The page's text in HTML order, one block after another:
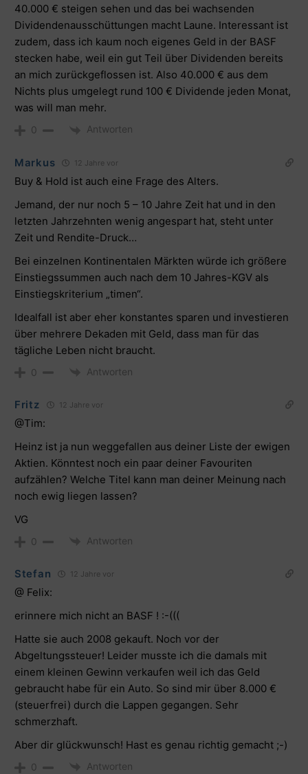
40.000 € steigen sehen und das bei wachsenden
Dividendenausschüttungen macht Laune. Interessant ist
zudem, dass ich kaum noch eigenes Geld in der BASF
stecken habe, weil ein gut Teil über Dividenden bereits
an mich zurückgeflossen ist. Also 40.000 € aus dem
Nichts plus umgelegt rund 100 € Dividende jeden Monat,
was will man mehr.
0 Antworten
Markus 12 Jahre vor
Buy & Hold ist auch eine Frage des Alters.
Jemand, der nur noch 5 – 10 Jahre Zeit hat und in den
letzten Jahrzehnten wenig angespart hat, steht unter
Zeit und Rendite-Druck…
Bei einzelnen Kontinentalen Märkten würde ich größere
Einstiegssummen auch nach dem 10 Jahres-KGV als
Einstiegskriterium „timen“.
Idealfall ist aber eher konstantes sparen und investieren
über mehrere Dekaden mit Geld, dass man für das
tägliche Leben nicht braucht.
0 Antworten
Fritz 12 Jahre vor
@Tim:
Heinz ist ja nun weggefallen aus deiner Liste der ewigen
Aktien. Könntest noch ein paar deiner Favouriten
aufzählen? Welche Titel kann man deiner Meinung nach
noch ewig liegen lassen?
VG
0 Antworten
Stefan 12 Jahre vor
@ Felix:
erinnere mich nicht an BASF ! :-(((
Hatte sie auch 2008 gekauft. Noch vor der
Abgeltungssteuer! Leider musste ich die damals mit
einem kleinen Gewinn verkaufen weil ich das Geld
gebraucht habe für ein Auto. So sind mir über 8.000 €
(steuerfrei) durch die Lappen gegangen. Sehr
schmerzhaft.
Aber dir glückwunsch! Hast es genau richtig gemacht ;-)
0 Antworten